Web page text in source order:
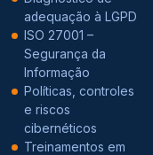
adequação à LGPD
ISO 27001 –
Segurança da
Informação
Políticas, controles
e riscos
cibernéticos
Treinamentos em